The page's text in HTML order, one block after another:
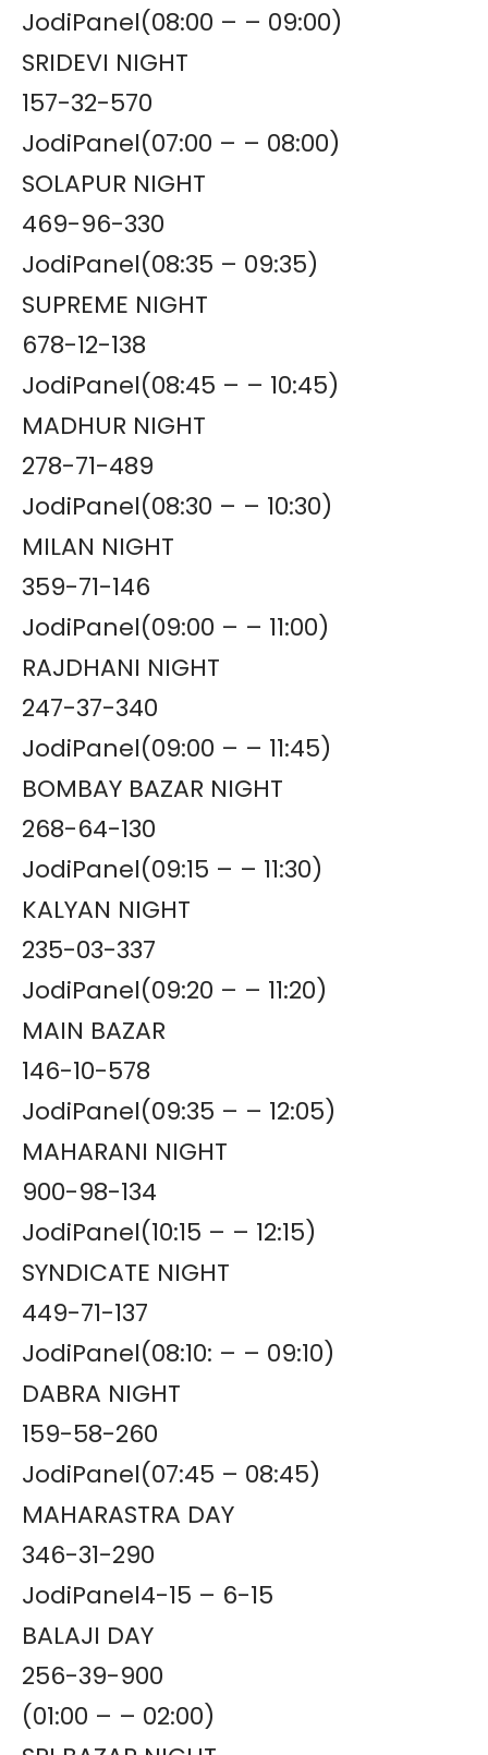
JodiPanel(08:00 – – 09:00)
SRIDEVI NIGHT
157-32-570
JodiPanel(07:00 – – 08:00)
SOLAPUR NIGHT
469-96-330
JodiPanel(08:35 – 09:35)
SUPREME NIGHT
678-12-138
JodiPanel(08:45 – – 10:45)
MADHUR NIGHT
278-71-489
JodiPanel(08:30 – – 10:30)
MILAN NIGHT
359-71-146
JodiPanel(09:00 – – 11:00)
RAJDHANI NIGHT
247-37-340
JodiPanel(09:00 – – 11:45)
BOMBAY BAZAR NIGHT
268-64-130
JodiPanel(09:15 – – 11:30)
KALYAN NIGHT
235-03-337
JodiPanel(09:20 – – 11:20)
MAIN BAZAR
146-10-578
JodiPanel(09:35 – – 12:05)
MAHARANI NIGHT
900-98-134
JodiPanel(10:15 – – 12:15)
SYNDICATE NIGHT
449-71-137
JodiPanel(08:10: – – 09:10)
DABRA NIGHT
159-58-260
JodiPanel(07:45 – 08:45)
MAHARASTRA DAY
346-31-290
JodiPanel4-15 – 6-15
BALAJI DAY
256-39-900
(01:00 – – 02:00)